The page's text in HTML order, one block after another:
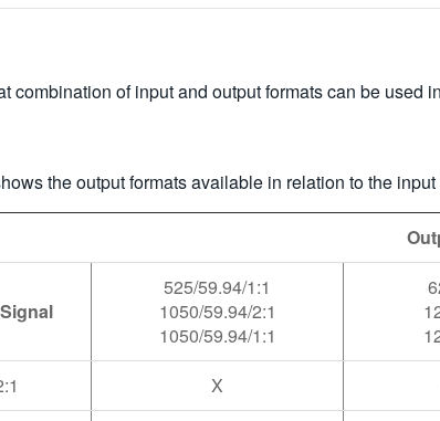
combination of input and output formats can be used
the output formats available in relation to the input
525/59.94/1:1
1050/59.94/2:1
1050/59.94/1:1
X